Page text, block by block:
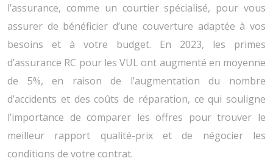
l’assurance, comme un courtier spécialisé, pour vous
assurer de bénéficier d’une couverture adaptée à vos
besoins et à votre budget. En 2023, les primes
d’assurance RC pour les VUL ont augmenté en moyenne
de 5%, en raison de l’augmentation du nombre
d’accidents et des coûts de réparation, ce qui souligne
l’importance de comparer les offres pour trouver le
meilleur rapport qualité-prix et de négocier les
conditions de votre contrat.